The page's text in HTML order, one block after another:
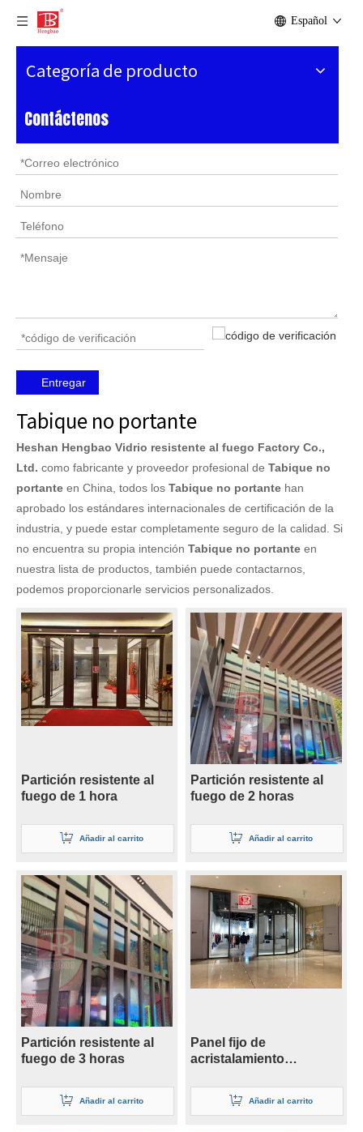
Español
Categoría de producto
Contáctenos
Entregar
Tabique no portante
Heshan Hengbao Vidrio resistente al fuego Factory Co.,
Ltd. como fabricante y proveedor profesional de Tabique no
portante en China, todos los Tabique no portante han
aprobado los estándares internacionales de certificación de la
industria, y puede estar completamente seguro de la calidad. Si
no encuentra su propia intención Tabique no portante en
nuestra lista de productos, también puede contactarnos,
podemos proporcionarle servicios personalizados.
Partición resistente al
fuego de 1 hora
Añadir al carrito
Partición resistente al
fuego de 2 horas
Añadir al carrito
Partición resistente al
fuego de 3 horas
Añadir al carrito
Panel fijo de
acristalamiento
Añadir al carrito